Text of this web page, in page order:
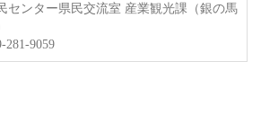
センター県民交流室 産業観光課（銀の馬
281-9059